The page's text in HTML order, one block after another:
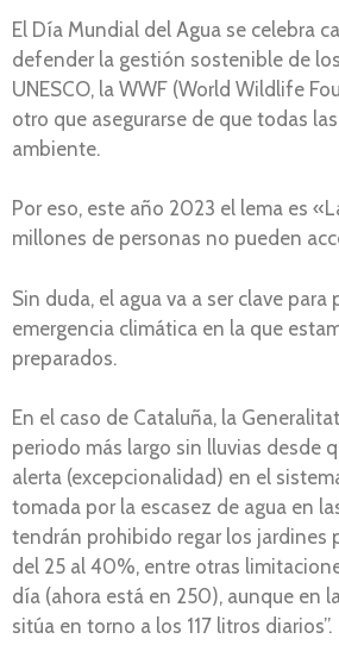
El Día Mundial del Agua se celebra
defender la gestión sostenible de
UNESCO, la WWF (World Wildlife
otro que asegurarse de que todas
ambiente.
Por eso, este año 2023 el lema es
millones de personas no pueden
Sin duda, el agua va a ser clave
emergencia climática en la que
preparados.
En el caso de Cataluña, la
periodo más largo sin lluvias desde
alerta (excepcionalidad) en el
tomada por la escasez de agua en
tendrán prohibido regar los jardines
del 25 al 40%, entre otras
día (ahora está en 250), aunque en
sitúa en torno a los 117 litros diarios”.